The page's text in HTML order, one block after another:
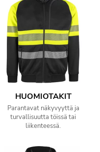
HUOMIOTAKIT
Parantavat näkyvyyttä ja
turvallisuutta töissä tai
liikenteessä.